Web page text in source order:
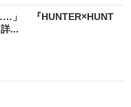
」 『HUNTER×HUNT
...